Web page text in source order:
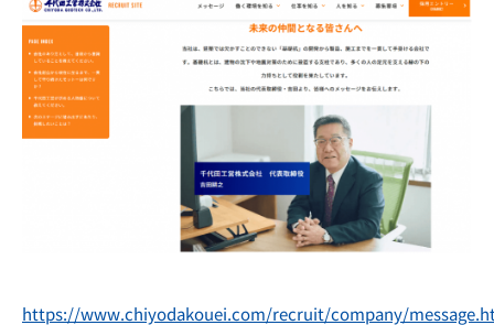
https://www.chiyodakouei.com/recruit/company/